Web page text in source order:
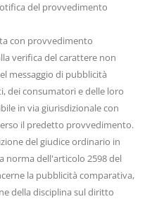
del provvedimento
con provvedimento
verifica del carattere non
messaggio di pubblicità
dei consumatori e delle loro
in via giurisdizionale con
il predetto provvedimento.
del giudice ordinario in
norma dell'articolo 2598 del
la pubblicità comparativa,
della disciplina sul diritto